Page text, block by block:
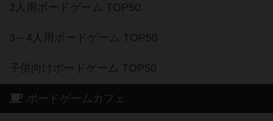
2人用ボードゲーム TOP50
3～4人用ボードゲーム TOP50
子供向けボードゲーム TOP50
ボードゲームカフェ